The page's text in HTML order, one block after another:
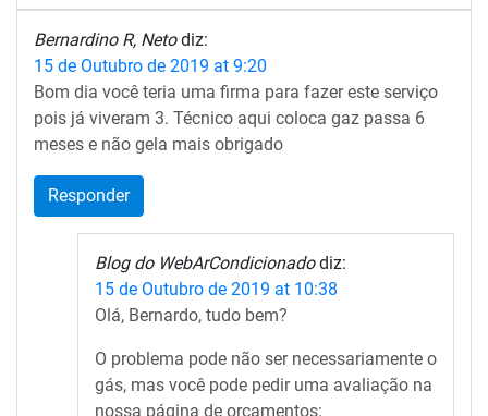
Bernardino R, Neto diz:
15 de Outubro de 2019 at 9:20
Bom dia você teria uma firma para fazer este serviço
pois já viveram 3. Técnico aqui coloca gaz passa 6
meses e não gela mais obrigado
Responder
Blog do WebArCondicionado diz:
15 de Outubro de 2019 at 10:38
Olá, Bernardo, tudo bem?
O problema pode não ser necessariamente o
gás, mas você pode pedir uma avaliação na
nossa página de orçamentos: